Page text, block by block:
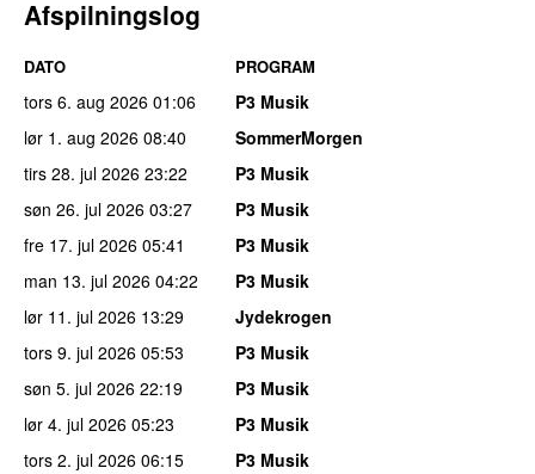
Afspilningslog
DATO PROGRAM
tors 6. aug 2026 01:06
P3 Musik
lør 1. aug 2026 08:40
SommerMorgen
tirs 28. jul 2026 23:22
P3 Musik
søn 26. jul 2026 03:27
P3 Musik
fre 17. jul 2026 05:41
P3 Musik
man 13. jul 2026 04:22
P3 Musik
lør 11. jul 2026 13:29
Jydekrogen
tors 9. jul 2026 05:53
P3 Musik
søn 5. jul 2026 22:19
P3 Musik
lør 4. jul 2026 05:23
P3 Musik
tors 2. jul 2026 06:15
P3 Musik